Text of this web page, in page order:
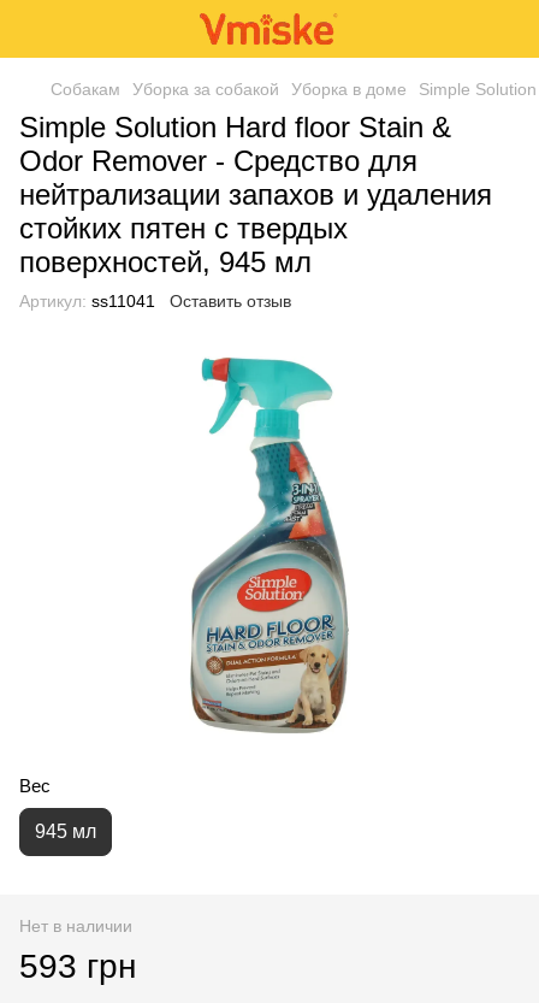
Собакам Уборка за собакой Уборка в доме Simple
Simple Solution Hard floor Stain &
Odor Remover - Средство для
нейтрализации запахов и удаления
стойких пятен c твердых
поверхностей, 945 мл
Артикул: ss11041 Оставить отзыв
Вес
945 мл
Нет в наличии
593 грн